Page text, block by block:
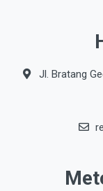
Jl. Bratang